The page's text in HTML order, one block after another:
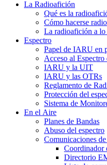
La Radioafición
Qué es la
Cómo hacerse
La radioafición a lo
Espectro
Papel de IARU en
Acceso al
IARU y la UIT
IARU y las OTRs
Reglamento de
Protección del
Sistema de
En el Aire
Planes de Bandas
Abuso del espectro
Comunicaciones
Coordinador
Directorio